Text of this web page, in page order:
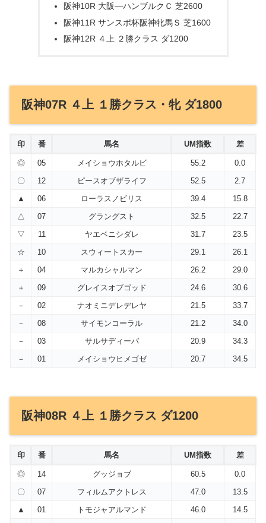
阪神10R 大阪―ハンブルクＣ 芝2600
阪神11R サンスポ杯阪神牝馬Ｓ 芝1600
阪神12R ４上 ２勝クラス ダ1200
阪神07R ４上 １勝クラス・牝 ダ1800
印 番 馬名 UM指数 差
◎ 05 メイショウホタルビ 55.2
0.0
〇
12 ピースオブザライフ 52.5
2.7
▲
06 ローラスノビリス 39.4
15.8
△
07 グラングスト 32.5
22.7
▽
11 ヤエベニシダレ 31.7
23.5
☆
10 スウィートスカー 29.1
26.1
＋
04 マルカシャルマン 26.2
29.0
＋
09 グレイスオブゴッド 24.6
30.6
－
02 ナオミニデレデレヤ 21.5
33.7
－
08 サイモンコーラル 21.2
34.0
－
03 サルサディーバ 20.9
34.3
－
01 メイショウヒメゴゼ 20.7 34.5
阪神08R ４上 １勝クラス ダ1200
印 番 馬名 UM指数 差
◎ 14 グッジョブ 60.5
0.0
〇
07 フィルムアクトレス 47.0
13.5
▲
01 トモジャアルマンド 46.0
14.5